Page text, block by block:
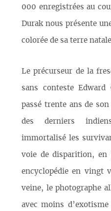
000 enregistrées au
Durak nous présente
colorée de sa terre
Le précurseur de la
sans conteste
passé trente ans de
des derniers
immortalisé les
voie de disparition, en
encyclopédie en vingt
veine, le photographe
avec moins